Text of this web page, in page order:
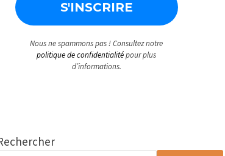
Nous ne spammons pas ! Consultez notre
politique de confidentialitépour plus
d’informations.